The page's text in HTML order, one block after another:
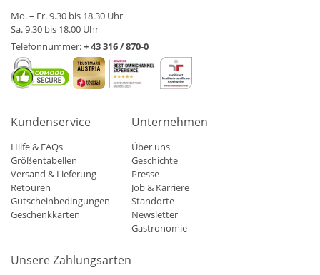
Mo. – Fr. 9.30 bis 18.30 Uhr
Sa. 9.30 bis 18.00 Uhr
Telefonnummer:+ 43 316 / 870-0
Kundenservice
Hilfe & FAQs
Größentabellen
Versand & Lieferung
Retouren
Gutscheinbedingungen
Geschenkkarten
Unternehmen
Über uns
Geschichte
Presse
Job & Karriere
Standorte
Newsletter
Gastronomie
Unsere Zahlungsarten